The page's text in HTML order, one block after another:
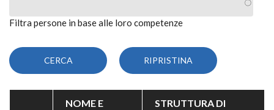
Filtra persone in base alle loro competenze
NOME E
STRUTTURA DI